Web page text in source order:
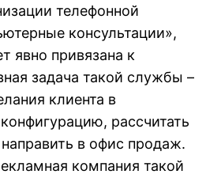
телефонной
консультации»,
явно привязана к
задача такой службы –
клиента в
рассчитать
в офис продаж.
компания такой